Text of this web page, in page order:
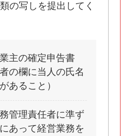
写しを提出してく
主の確定申告書
者の欄に当人の氏名
あること）
管理責任者に準ず
あって経営業務を